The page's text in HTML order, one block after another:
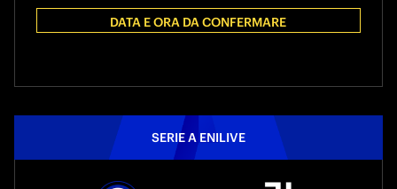
DATA E ORA DA CONFERMARE
SERIE A ENILIVE